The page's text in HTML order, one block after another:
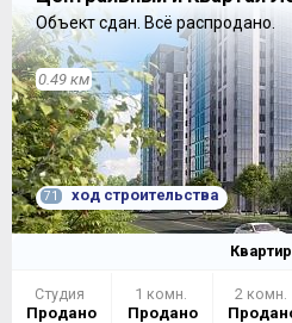
Объект сдан. Всё распродано.
0.49 км
71 ход строительства
Студия
Продано
1 комн.
Продано
2 комн.